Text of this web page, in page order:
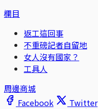
欄目
返工這回事
不重磅記者自留地
女人沒有國家？
工具人
周邊商城
Facebook
Twitter